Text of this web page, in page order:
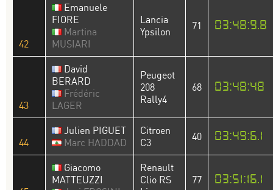
42
Emanuele
FIORE
Martina
MUSIARI
Lancia
Ypsilon
71 03:48:9.8
43
David
BERARD
Frédéric
LAGER
Peugeot
208
Rally4
68 03:48:48
44
Julien PIGUET
Marc HADDAD
Citroen
C3
40 03:49:6.1
Giacomo
MATTEUZZI
Renault
Clio RS
77 03:51:16.1